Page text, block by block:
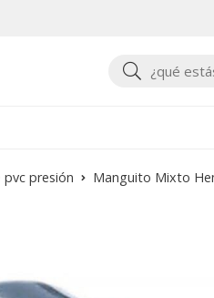
Buscar
pvc presión Manguito Mixto